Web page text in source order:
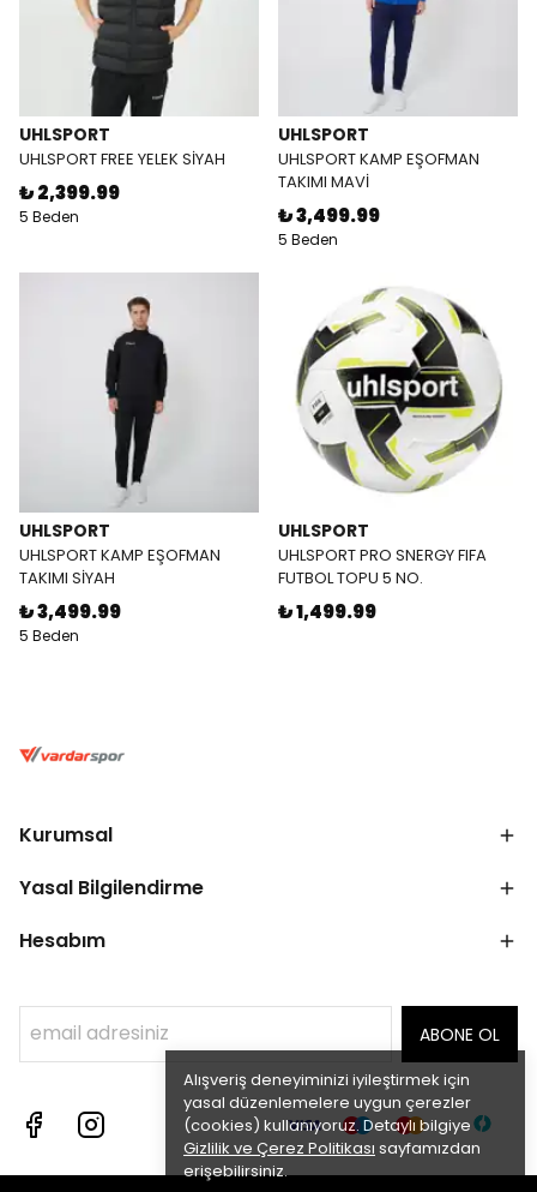
Alışveriş deneyiminizi iyileştirmek için
yasal düzenlemelere uygun çerezler
(cookies) kullanıyoruz. Detaylı bilgiye
Gizlilik ve Çerez Politikası sayfamızdan
erişebilirsiniz.
UHLSPORT
UHLSPORT FREE YELEK SİYAH
₺ 2,399.99
5 Beden
UHLSPORT
UHLSPORT KAMP EŞOFMAN
TAKIMI MAVİ
₺ 3,499.99
5 Beden
UHLSPORT
UHLSPORT KAMP EŞOFMAN
TAKIMI SİYAH
₺ 3,499.99
5 Beden
UHLSPORT
UHLSPORT PRO SNERGY FIFA
FUTBOL TOPU 5 NO.
₺ 1,499.99
Kurumsal
Yasal Bilgilendirme
Hesabım
ABONE OL